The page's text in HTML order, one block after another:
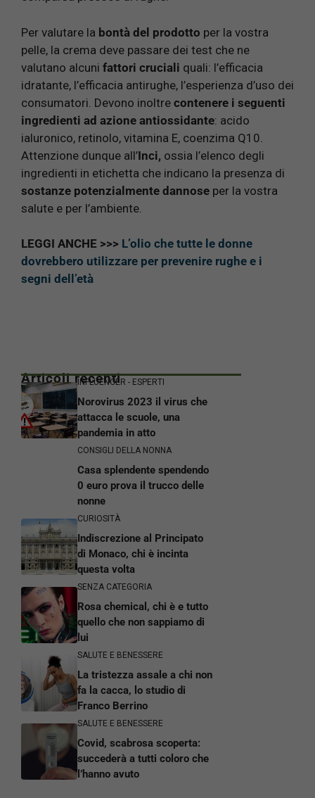
Per valutare la bontà del prodotto per la vostra
pelle, la crema deve passare dei test che ne
valutano alcuni fattori cruciali quali: l’efficacia
idratante, l’efficacia antirughe, l’esperienza d’uso dei
consumatori. Devono inoltre contenere i seguenti
ingredienti ad azione antiossidante: acido
ialuronico, retinolo, vitamina E, coenzima Q10.
Attenzione dunque all’Inci, ossia l’elenco degli
ingredienti in etichetta che indicano la presenza di
sostanze potenzialmente dannose per la vostra
salute e per l’ambiente.
LEGGI ANCHE >>> L’olio che tutte le donne
dovrebbero utilizzare per prevenire rughe e i
segni dell’età
Articoli recentiINFLUENCER - ESPERTI
Norovirus 2023 il virus che
attacca le scuole, una
pandemia in atto
CONSIGLI DELLA NONNA
Casa splendente spendendo
0 euro prova il trucco delle
nonne
CURIOSITÀ
Indiscrezione al Principato
di Monaco, chi è incinta
questa volta
SENZA CATEGORIA
Rosa chemical, chi è e tutto
quello che non sappiamo di
lui
SALUTE E BENESSERE
La tristezza assale a chi non
fa la cacca, lo studio di
Franco Berrino
SALUTE E BENESSERE
Covid, scabrosa scoperta:
succederà a tutti coloro che
l’hanno avuto